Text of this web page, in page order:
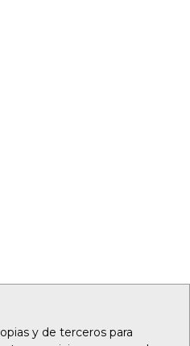
y de terceros para